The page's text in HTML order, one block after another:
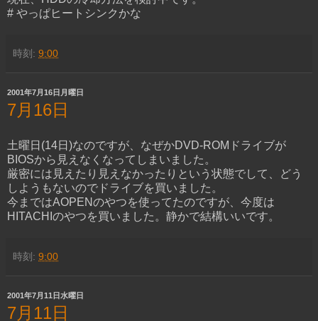
# やっぱヒートシンクかな
時刻: 9:00
2001年7月16日月曜日
7月16日
土曜日(14日)なのですが、なぜかDVD-ROMドライブが
BIOSから見えなくなってしまいました。
厳密には見えたり見えなかったりという状態でして、どう
しようもないのでドライブを買いました。
今まではAOPENのやつを使ってたのですが、今度は
HITACHIのやつを買いました。静かで結構いいです。
時刻: 9:00
2001年7月11日水曜日
7月11日